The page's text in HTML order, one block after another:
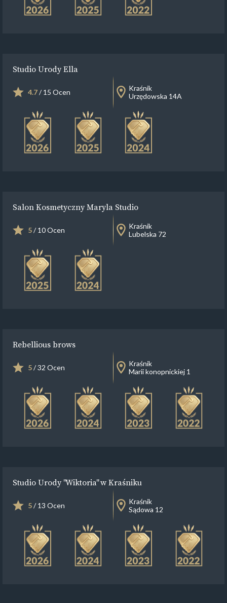
Studio Urody Ella
4.7/ 15 Ocen
Kraśnik
Urzędowska 14A
Salon Kosmetyczny Maryla Studio
5/ 10 Ocen
Kraśnik
Lubelska 72
Rebellious brows
5/ 32 Ocen
Kraśnik
Marii konopnickiej 1
Studio Urody "Wiktoria" w Kraśniku
5/ 13 Ocen
Kraśnik
Sądowa 12